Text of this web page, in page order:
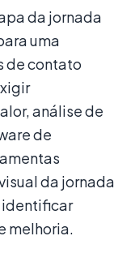
da jornada
uma
de contato
análise de
de
da jornada
identificar
melhoria.